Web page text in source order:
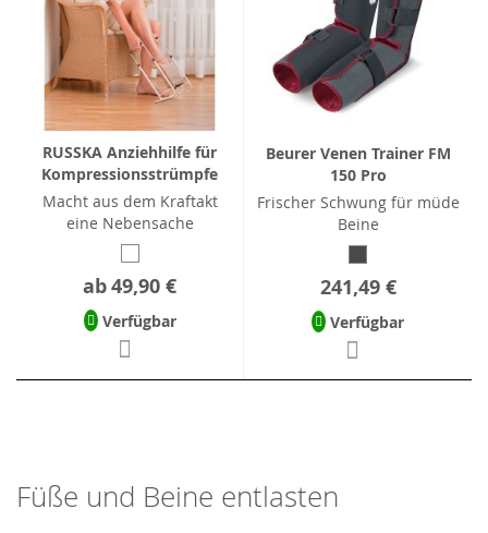
RUSSKA Anziehhilfe für
Kompressionsstrümpfe
Macht aus dem Kraftakt
eine Nebensache
ab49,90 €
Verfügbar
Beurer Venen Trainer FM
150 Pro
Frischer Schwung für müde
Beine
241,49 €
Verfügbar
Füße und Beine entlasten